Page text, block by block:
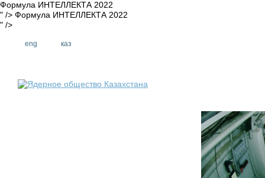
Формула ИНТЕЛЛЕКТА 2022
" /> Формула ИНТЕЛЛЕКТА 2022
" />
eng каз